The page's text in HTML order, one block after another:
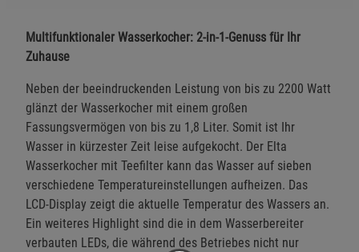
Multifunktionaler Wasserkocher: 2-in-1-Genuss für Ihr
Zuhause
Neben der beeindruckenden Leistung von bis zu 2200 Watt
glänzt der Wasserkocher mit einem großen
Fassungsvermögen von bis zu 1,8 Liter. Somit ist Ihr
Wasser in kürzester Zeit leise aufgekocht. Der Elta
Wasserkocher mit Teefilter kann das Wasser auf sieben
verschiedene Temperatureinstellungen aufheizen. Das
LCD-Display zeigt die aktuelle Temperatur des Wassers an.
Ein weiteres Highlight sind die in dem Wasserbereiter
verbauten LEDs, die während des Betriebes nicht nur